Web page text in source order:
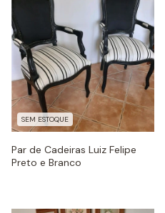
SEM ESTOQUE
Par de Cadeiras Luiz Felipe
Preto e Branco